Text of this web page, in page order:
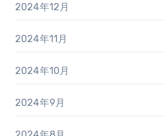
2024年12月
2024年11月
2024年10月
2024年9月